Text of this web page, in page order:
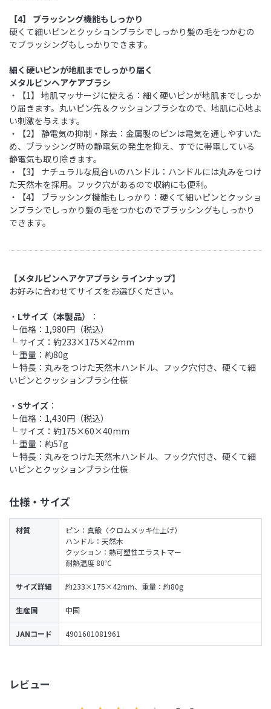
レビュー
【4】 ブラッシング機能もしっかり
硬くて細いピンとクッションブラシでしっかり髪の毛をつかむの
でブラッシングもしっかりできます。
細く硬いピンが地肌までしっかり届く
メタルピンヘアケアブラシ
・【1】 地肌マッサージに使える：細く硬いピンが地肌までしっか
り届きます。丸いピン先＆クッションブラシなので、地肌に心地よ
い刺激を与えます。
・【2】 静電気の抑制・除去：金属製のピンは電気を通しやすいた
め、ブラッシング時の静電気の発生を抑え、すでに帯電している
静電気も取り除きます。
・【3】 ナチュラルな風合いのハンドル：ハンドルには丸みをつけ
た天然木を採用。フック穴があるので収納にも便利。
・【4】 ブラッシング機能もしっかり：硬くて細いピンとクッショ
ンブラシでしっかり髪の毛をつかむのでブラッシングもしっかり
できます。
【メタルピンヘアケアブラシ ラインナップ】
お好みに合わせてサイズをお選びください。
・ Lサイズ（本製品）
：
└ 価格：1,980円（税込）
└ サイズ：約233×175×42mm
└ 重量：約80g
└ 特長：丸みをつけた天然木ハンドル、フック穴付き、硬くて細
いピンとクッションブラシ仕様
・ Sサイズ ：
└ 価格：1,430円（税込）
└ サイズ：約175×60×40mm
└ 重量：約57g
└ 特長：丸みをつけた天然木ハンドル、フック穴付き、硬くて細
いピンとクッションブラシ仕様
仕様・サイズ
材質
ピン：真鍮（クロムメッキ仕上げ）
ハンドル：天然木
クッション：熱可塑性エラストマー
耐熱温度 80℃
サイズ詳細 約233×175×42mm、重量：約80g
生産国 中国
JANコード 4901601081961